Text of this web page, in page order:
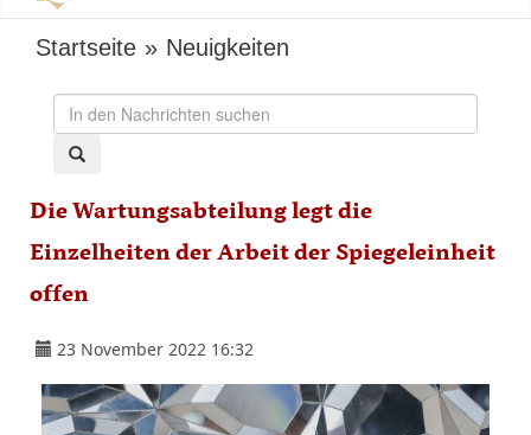
Startseite » Neuigkeiten
Die Wartungsabteilung legt die
Einzelheiten der Arbeit der Spiegeleinheit
offen
23 November 2022 16:32